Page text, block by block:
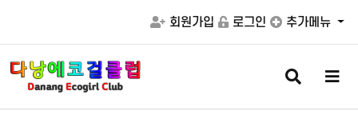
회원가입 로그인 추가메뉴
검
색
버
메
버